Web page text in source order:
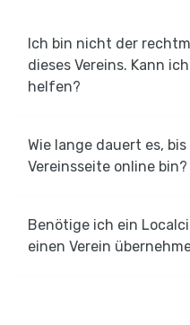
Ich bin nicht der
dieses Vereins. Kann
helfen?
Wie lange dauert es,
Vereinsseite online bin?
Benötige ich ein
einen Verein